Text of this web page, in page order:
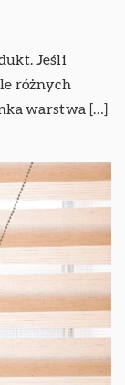
Jeśli
różnych
warstwa […]